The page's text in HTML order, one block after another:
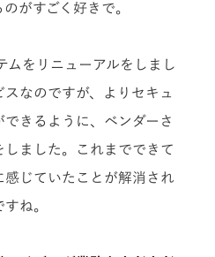
がすごく好きで。
ムをリニューアルをしまし
なのですが、よりセキュ
きるように、ベンダーさ
ました。これまでできて
感じていたことが解消され
ね。